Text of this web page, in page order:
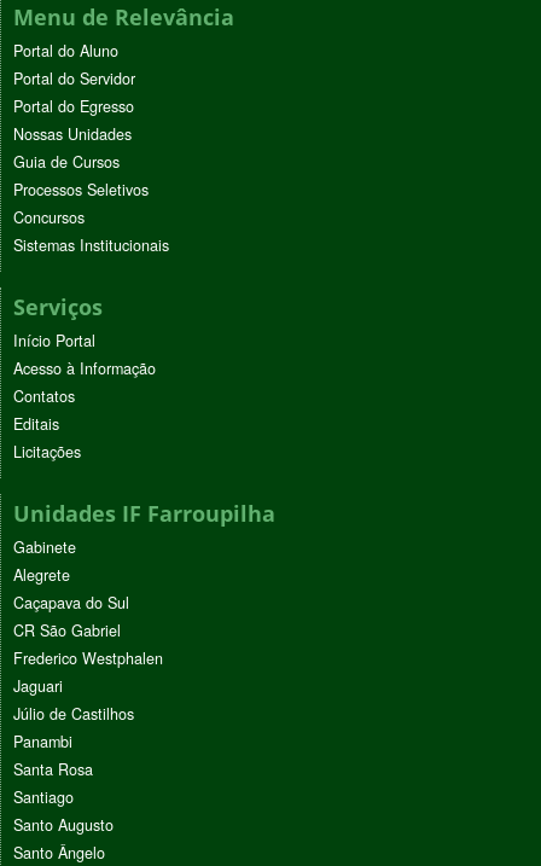
Menu de Relevância
Portal do Aluno
Portal do Servidor
Portal do Egresso
Nossas Unidades
Guia de Cursos
Processos Seletivos
Concursos
Sistemas Institucionais
Serviços
Início Portal
Acesso à Informação
Contatos
Editais
Licitações
Unidades IF Farroupilha
Gabinete
Alegrete
Caçapava do Sul
CR São Gabriel
Frederico Westphalen
Jaguari
Júlio de Castilhos
Panambi
Santa Rosa
Santiago
Santo Augusto
Santo Ângelo